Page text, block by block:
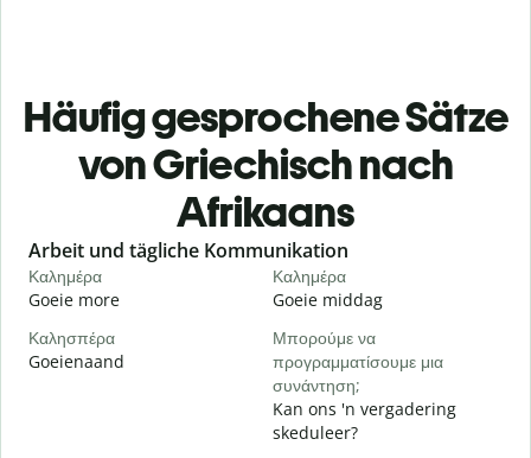
Häufig gesprochene Sätze
von Griechisch nach
Afrikaans
Slide 1 of 6
Arbeit und tägliche Kommunikation
Καλημέρα
Goeie more
Καλημέρα
Goeie middag
Καλησπέρα
Goeienaand
Μπορούμε να
προγραμματίσουμε μια
συνάντηση;
Kan ons 'n vergadering
skeduleer?